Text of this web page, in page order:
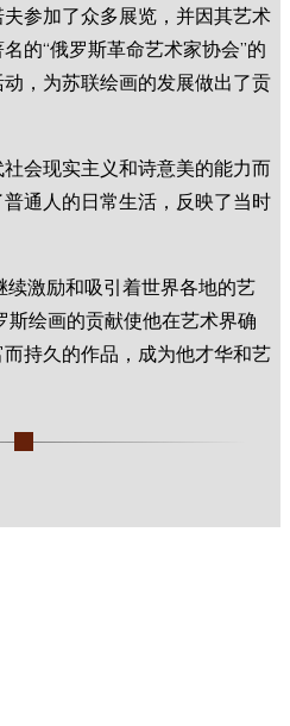
参加了众多展览，并因其艺术
的“俄罗斯革命艺术家协会”的
，为苏联绘画的发展做出了贡
会现实主义和诗意美的能力而
通人的日常生活，反映了当时
续激励和吸引着世界各地的艺
绘画的贡献使他在艺术界确
持久的作品，成为他才华和艺